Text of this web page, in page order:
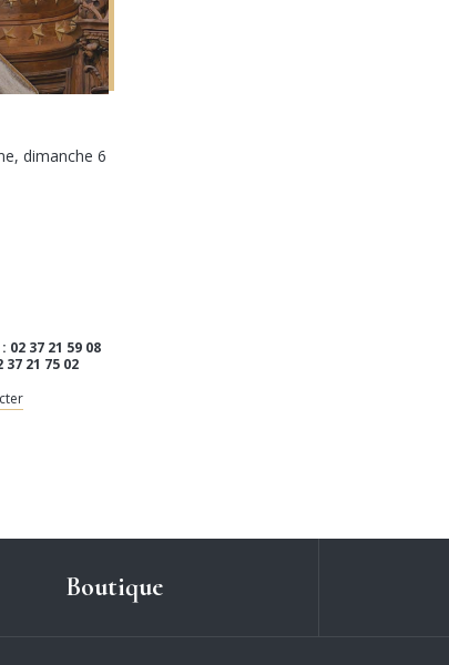
dimanche 6
: 02 37 21 59 08
37 21 75 02
Boutique